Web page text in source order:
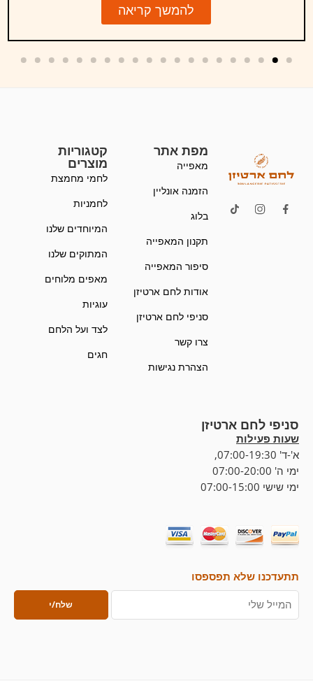
להמשך קריאה
מפת אתר
מאפייה
הזמנה אונליין
בלוג
תקנון המאפייה
סיפור המאפייה
אודות לחם ארטיזן
סניפי לחם ארטיזן
צרו קשר
הצהרת נגישות
קטגוריות
מוצרים
לחמי מחמצת
לחמניות
המיוחדים שלנו
המתוקים שלנו
מאפים מלוחים
עוגיות
לצד ועל הלחם
חגים
סניפי לחם ארטיזן
שעות פעילות
א'-ד' 07:00-19:30,
ימי ה' 07:00-20:00
ימי שישי 07:00-15:00
תתעדכנו שלא תפספסו